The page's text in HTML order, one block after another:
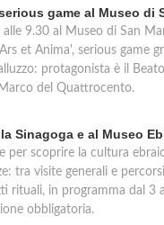
game al Museo di
alle 9.30 al Museo di San
et Anima', serious game
protagonista è il
del Quattrocento.
Sinagoga e al Museo
per scoprire la cultura
tra visite generali e
rituali, in programma dal 3
obbligatoria.